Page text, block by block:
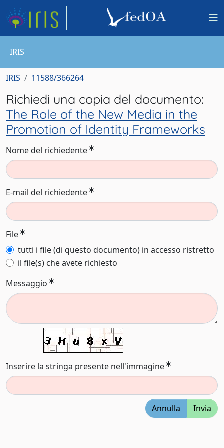
IRIS
IRIS 11588/366264
Richiedi una copia del documento:
The Role of the New Media in the
Promotion of Identity Frameworks
Nome del richiedente
E-mail del richiedente
File
tutti i file (di questo documento) in accesso ristretto
il file(s) che avete richiesto
Messaggio
Inserire la stringa presente nell'immagine
Annulla Invia